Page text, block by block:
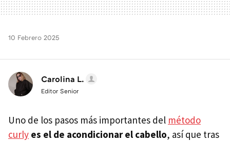
10 Febrero 2025
Carolina L.
Editor Senior
Uno de los pasos más importantes del método
curly es el de acondicionar el cabello, así que tras